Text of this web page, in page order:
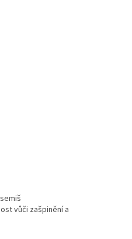
vůči zašpinění a